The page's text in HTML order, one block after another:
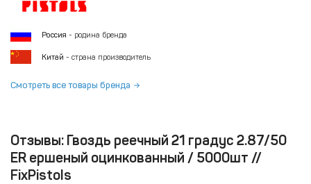
Россия - родина бренда
Китай - страна производитель
Смотреть все товары бренда
Отзывы: Гвоздь реечный 21 градус 2.87/50
ER ершеный оцинкованный / 5000шт //
FixPistols